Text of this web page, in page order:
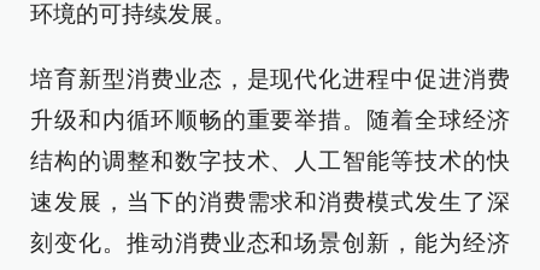
环境的可持续发展。
培育新型消费业态，是现代化进程中促进消费
升级和内循环顺畅的重要举措。随着全球经济
结构的调整和数字技术、人工智能等技术的快
速发展，当下的消费需求和消费模式发生了深
刻变化。推动消费业态和场景创新，能为经济